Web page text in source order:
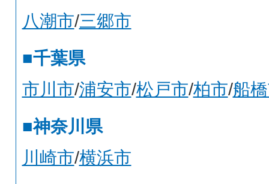
八潮市/三郷市
■千葉県
市川市/浦安市/松戸市/柏市/船
■神奈川県
川崎市/横浜市